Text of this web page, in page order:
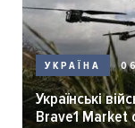
УКРАЇНА
Українські
Brave1 Market